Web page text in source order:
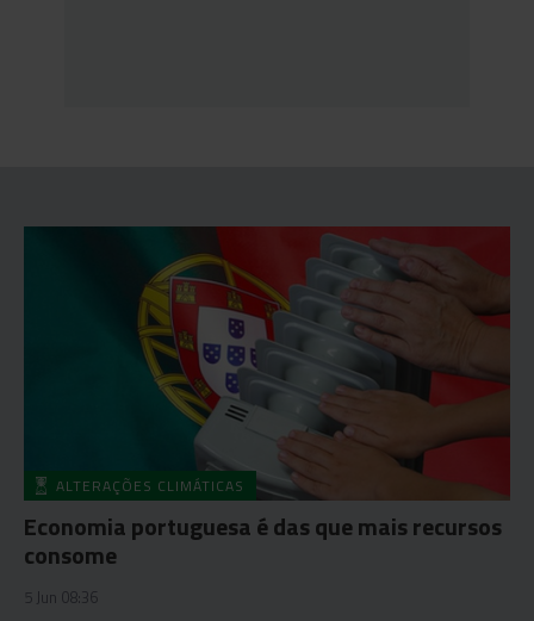
ALTERAÇÕES CLIMÁTICAS
Economia portuguesa é das que mais recursos
consome
5 Jun 08:36